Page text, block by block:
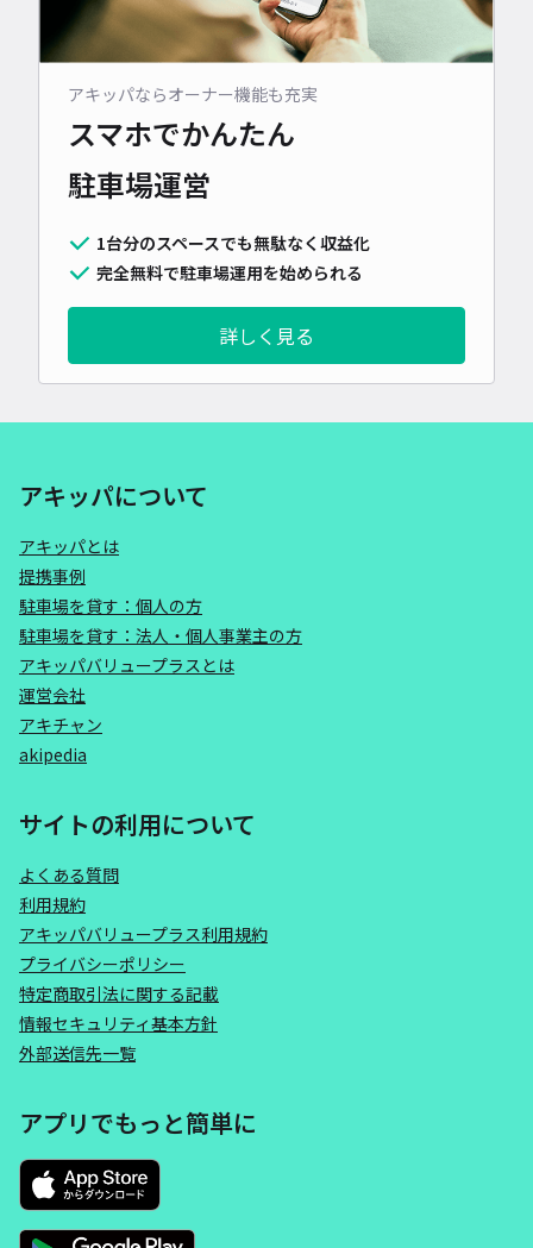
アキッパならオーナー機能も充実
スマホでかんたん
駐車場運営
1台分のスペースでも無駄なく収益化
完全無料で駐車場運用を始められる
詳しく見る
アキッパについて
アキッパとは
提携事例
駐車場を貸す：個人の方
駐車場を貸す：法人・個人事業主の方
アキッパバリュープラスとは
運営会社
アキチャン
akipedia
サイトの利用について
よくある質問
利用規約
アキッパバリュープラス利用規約
プライバシーポリシー
特定商取引法に関する記載
情報セキュリティ基本方針
外部送信先一覧
アプリでもっと簡単に